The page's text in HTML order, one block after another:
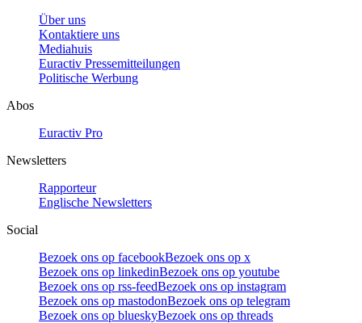
Über uns
Kontaktiere uns
Mediahuis
Euractiv Pressemitteilungen
Politische Werbung
Abos
Euractiv Pro
Newsletters
Rapporteur
Englische Newsletters
Social
Bezoek ons op facebookBezoek ons op x
Bezoek ons op linkedinBezoek ons op youtube
Bezoek ons op rss-feedBezoek ons op instagram
Bezoek ons op mastodonBezoek ons op telegram
Bezoek ons op blueskyBezoek ons op threads